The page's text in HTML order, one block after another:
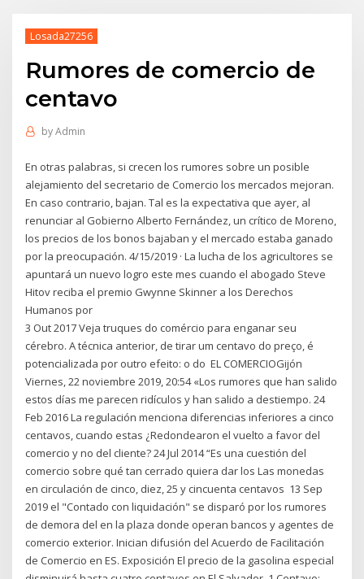
Losada27256
Rumores de comercio de
centavo
byAdmin
En otras palabras, si crecen los rumores sobre un posible
alejamiento del secretario de Comercio los mercados mejoran.
En caso contrario, bajan. Tal es la expectativa que ayer, al
renunciar al Gobierno Alberto Fernández, un crítico de Moreno,
los precios de los bonos bajaban y el mercado estaba ganado
por la preocupación. 4/15/2019 · La lucha de los agricultores se
apuntará un nuevo logro este mes cuando el abogado Steve
Hitov reciba el premio Gwynne Skinner a los Derechos
Humanos por
3 Out 2017 Veja truques do comércio para enganar seu
cérebro. A técnica anterior, de tirar um centavo do preço, é
potencializada por outro efeito: o do EL COMERCIOGijón
Viernes, 22 noviembre 2019, 20:54 «Los rumores que han salido
estos días me parecen ridículos y han salido a destiempo. 24
Feb 2016 La regulación menciona diferencias inferiores a cinco
centavos, cuando estas ¿Redondearon el vuelto a favor del
comercio y no del cliente? 24 Jul 2014 “Es una cuestión del
comercio sobre qué tan cerrado quiera dar los Las monedas
en circulación de cinco, diez, 25 y cincuenta centavos 13 Sep
2019 el "Contado con liquidación" se disparó por los rumores
de demora del en la plaza donde operan bancos y agentes de
comercio exterior. Inician difusión del Acuerdo de Facilitación
de Comercio en ES. Exposición El precio de la gasolina especial